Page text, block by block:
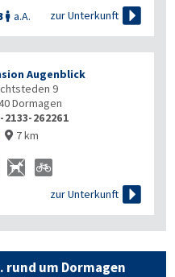
 a.A. zur Unterkunft 
Augenblick
9
Dormagen
2133-262261
 7 km
zur Unterkunft 
um Dormagen